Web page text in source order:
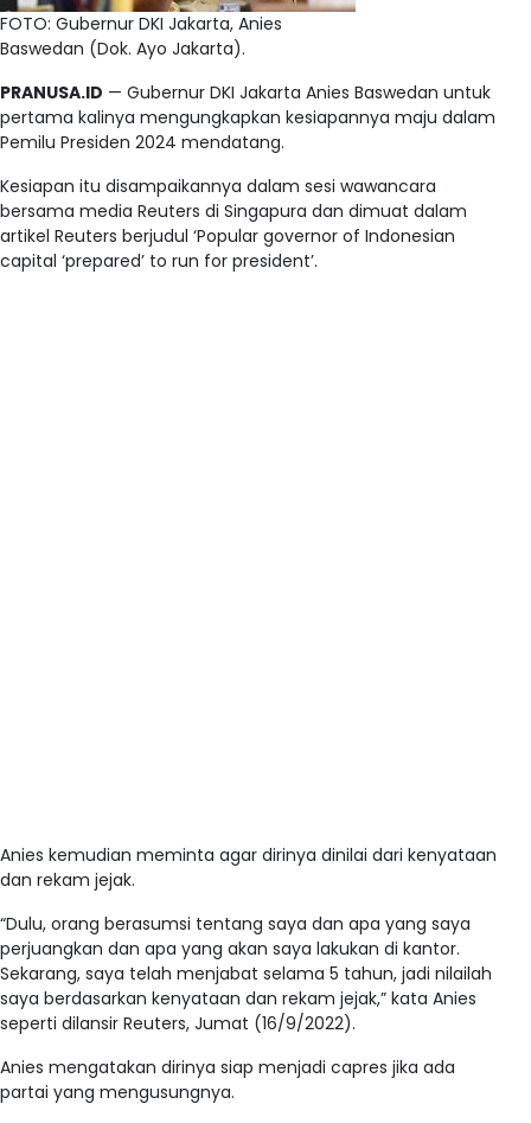
FOTO: Gubernur DKI Jakarta, Anies
Baswedan (Dok. Ayo Jakarta).
PRANUSA.ID — Gubernur DKI Jakarta Anies Baswedan untuk
pertama kalinya mengungkapkan kesiapannya maju dalam
Pemilu Presiden 2024 mendatang.
Kesiapan itu disampaikannya dalam sesi wawancara
bersama media Reuters di Singapura dan dimuat dalam
artikel Reuters berjudul ‘Popular governor of Indonesian
capital ‘prepared’ to run for president’.
Anies kemudian meminta agar dirinya dinilai dari kenyataan
dan rekam jejak.
“Dulu, orang berasumsi tentang saya dan apa yang saya
perjuangkan dan apa yang akan saya lakukan di kantor.
Sekarang, saya telah menjabat selama 5 tahun, jadi nilailah
saya berdasarkan kenyataan dan rekam jejak,” kata Anies
seperti dilansir Reuters, Jumat (16/9/2022).
Anies mengatakan dirinya siap menjadi capres jika ada
partai yang mengusungnya.